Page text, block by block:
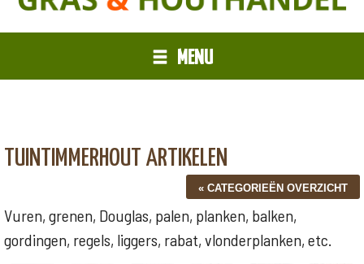
MENU
TUINTIMMERHOUT ARTIKELEN
Vuren, grenen, Douglas, palen, planken, balken,
gordingen, regels, liggers, rabat, vlonderplanken, etc.